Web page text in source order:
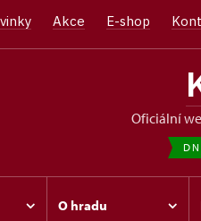
Akce E-shop
oficiální
O hradu